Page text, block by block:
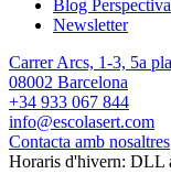
Blog Perspectiva
Newsletter
Carrer Arcs, 1-3, 5a
08002 Barcelona
+34 933 067 844
info@escolasert.com
Contacta amb nosaltres
Horaris d'hivern: DLL